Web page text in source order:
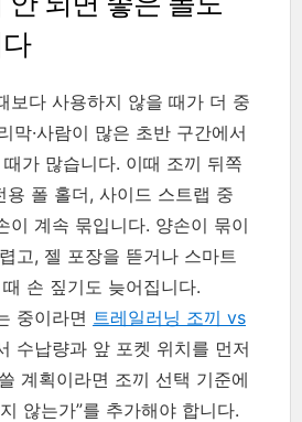
보다 사용하지 않을 때가 더 중
막·사람이 많은 초반 구간에서
가 많습니다. 이때 조끼 뒤쪽
용 폴 홀더, 사이드 스트랩 중
이 계속 묶입니다. 양손이 묶이
고, 젤 포장을 뜯거나 스마트
손 짚기도 늦어집니다.
중이라면 트레일러닝 조끼 vs
수납량과 앞 포켓 위치를 먼저
계획이라면 조끼 선택 기준에
않는가”를 추가해야 합니다.